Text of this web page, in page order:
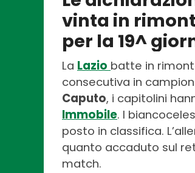
vinta in
per la 19^
La Lazio batte in
consecutiva in
Caputo, i capitolini
Immobile. I
posto in classifica.
quanto accaduto sul
match.